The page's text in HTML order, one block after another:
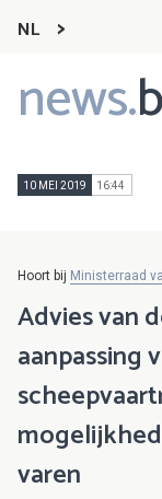
NL
news.
Main
navigation
10 MEI 2019 16:44
Hoort bij Ministerraad
Advies van
aanpassing
varen